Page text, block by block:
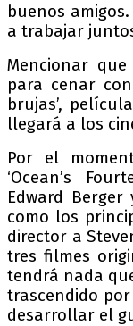
buenos
a trabajar
Mencionar
para cenar
brujas’,
llegará a los
Por el
‘Ocean’s
Edward
como los
director a
tres filmes
tendrá nada
trascendido
desarrollar el